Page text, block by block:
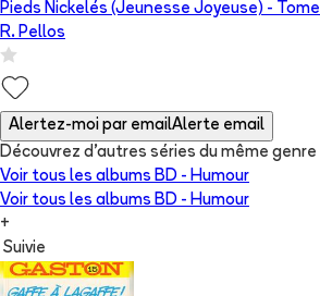
Pieds Nickelés (Jeunesse Joyeuse) - Tome
R. Pellos
Alertez-moi par emailAlerte email
Découvrez d'autres séries du même genre
Voir tous les albums BD - Humour
Voir tous les albums BD - Humour
+
Suivie